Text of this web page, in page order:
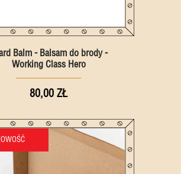
Balm - Balsam do brody -
Working Class Hero
80,00 ZŁ